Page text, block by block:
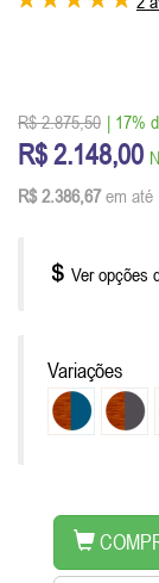
R$ 2.875,50 | 17%
R$ 2.148,00
R$ 2.386,67 em até
Ver opções
Variações